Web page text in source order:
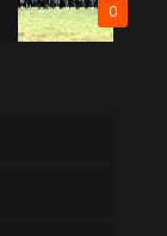
0